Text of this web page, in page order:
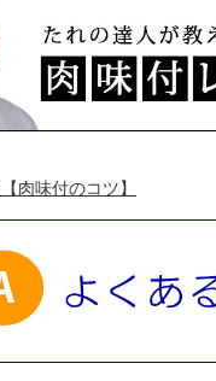
【肉味付のコツ】